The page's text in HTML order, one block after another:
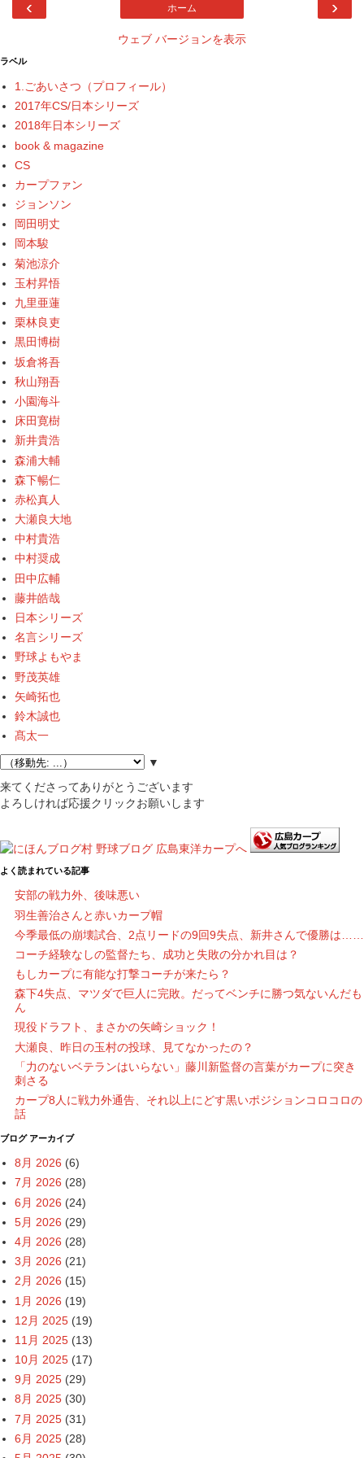
‹ ›
ホーム
ウェブ バージョンを表示
ラベル
1.ごあいさつ（プロフィール）
2017年CS/日本シリーズ
2018年日本シリーズ
book & magazine
CS
カープファン
ジョンソン
岡田明丈
岡本駿
菊池涼介
玉村昇悟
九里亜蓮
栗林良吏
黒田博樹
坂倉将吾
秋山翔吾
小園海斗
床田寛樹
新井貴浩
森浦大輔
森下暢仁
赤松真人
大瀬良大地
中村貴浩
中村奨成
田中広輔
藤井皓哉
日本シリーズ
名言シリーズ
野球よもやま
野茂英雄
矢崎拓也
鈴木誠也
髙太一
▼
来てくださってありがとうございます
よろしければ応援クリックお願いします
よく読まれている記事
安部の戦力外、後味悪い
羽生善治さんと赤いカープ帽
今季最低の崩壊試合、2点リードの9回9失点、新井さんで優勝は……
コーチ経験なしの監督たち、成功と失敗の分かれ目は？
もしカープに有能な打撃コーチが来たら？
森下4失点、マツダで巨人に完敗。だってベンチに勝つ気ないんだも
ん
現役ドラフト、まさかの矢崎ショック！
大瀬良、昨日の玉村の投球、見てなかったの？
「力のないベテランはいらない」藤川新監督の言葉がカープに突き
刺さる
カープ8人に戦力外通告、それ以上にどす黒いポジションコロコロの
話
ブログ アーカイブ
8月 2026 (6)
7月 2026 (28)
6月 2026 (24)
5月 2026 (29)
4月 2026 (28)
3月 2026 (21)
2月 2026 (15)
1月 2026 (19)
12月 2025 (19)
11月 2025 (13)
10月 2025 (17)
9月 2025 (29)
8月 2025 (30)
7月 2025 (31)
6月 2025 (28)